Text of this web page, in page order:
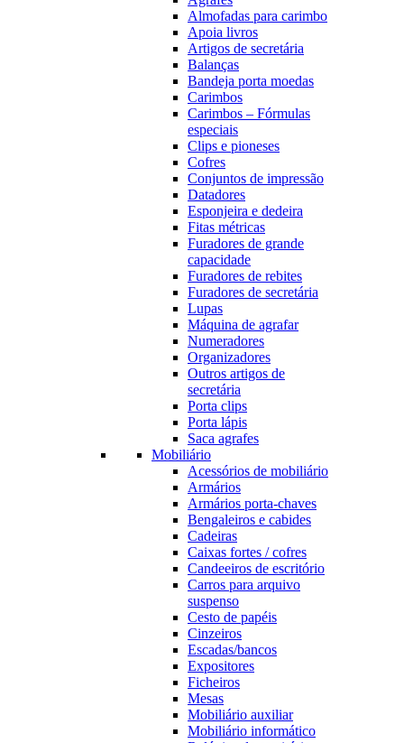
Almofadas para carimbo
Apoia livros
Artigos de secretária
Balanças
Bandeja porta moedas
Carimbos
Carimbos – Fórmulas
especiais
Clips e pioneses
Cofres
Conjuntos de impressão
Datadores
Esponjeira e dedeira
Fitas métricas
Furadores de grande
capacidade
Furadores de rebites
Furadores de secretária
Lupas
Máquina de agrafar
Numeradores
Organizadores
Outros artigos de
secretária
Porta clips
Porta lápis
Saca agrafes
Mobiliário
Acessórios de mobiliário
Armários
Armários porta-chaves
Bengaleiros e cabides
Cadeiras
Caixas fortes / cofres
Candeeiros de escritório
Carros para arquivo
suspenso
Cesto de papéis
Cinzeiros
Escadas/bancos
Expositores
Ficheiros
Mesas
Mobiliário auxiliar
Mobiliário informático